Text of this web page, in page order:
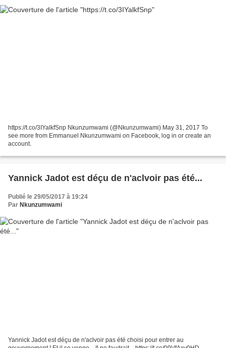
https://t.co/3IYalkfSnp Nkunzumwami (@Nkunzumwami) May 31, 2017 To
see more from Emmanuel Nkunzumwami on Facebook, log in or create an
account.
Yannick Jadot est déçu de n'aclvoir pas été...
Publié le 29/05/2017 à 19:24
Par Nkunzumwami
Yannick Jadot est déçu de n'aclvoir pas été choisi pour entrer au